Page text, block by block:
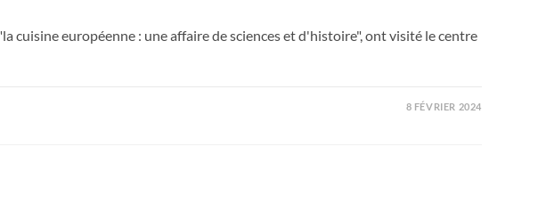
cuisine européenne : une affaire de sciences et d'histoire", ont visité le centre
8 FÉVRIER 2024